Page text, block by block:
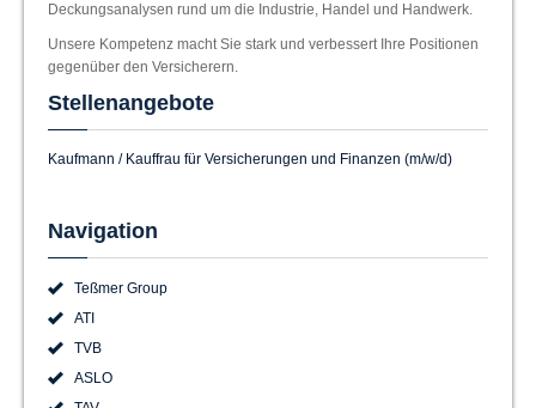
Deckungsanalysen rund um die Industrie, Handel und Handwerk.
Unsere Kompetenz macht Sie stark und verbessert Ihre Positionen
gegenüber den Versicherern.
Stellenangebote
Kaufmann / Kauffrau für Versicherungen und Finanzen (m/w/d)
Navigation
Teßmer Group
ATI
TVB
ASLO